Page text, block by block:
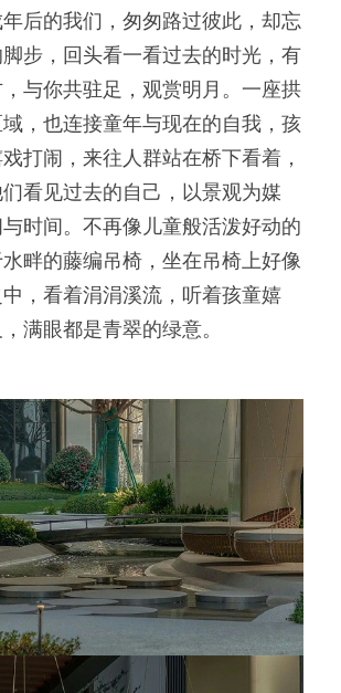
后的我们，匆匆路过彼此，却忘
步，回头看一看过去的时光，有
与你共驻足，观赏明月。一座拱
，也连接童年与现在的自我，孩
打闹，来往人群站在桥下看着，
看见过去的自己，以景观为媒
时间。不再像儿童般活泼好动的
畔的藤编吊椅，坐在吊椅上好像
，看着涓涓溪流，听着孩童嬉
满眼都是青翠的绿意。